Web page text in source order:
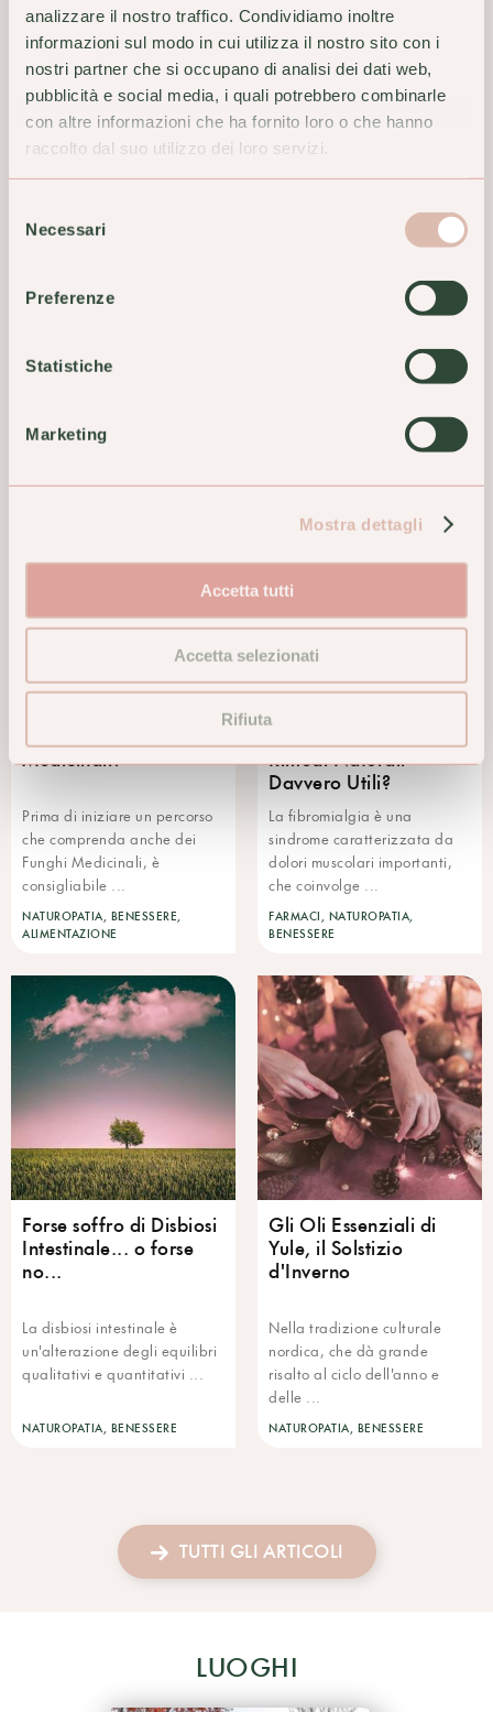
analizzare il nostro traffico. Condividiamo inoltre
informazioni sul modo in cui utilizza il nostro sito con i
nostri partner che si occupano di analisi dei dati web,
pubblicità e social media, i quali potrebbero combinarle
con altre informazioni che ha fornito loro o che hanno
raccolto dal suo utilizzo dei loro servizi.
delNecessari
Preferenze
Statistiche
Marketing
Mostra dettagli
Accetta tutti
Accetta selezionati
Rifiuta
Come assumere Olivello Spinoso in
gemmoderivato?
I dosaggi consigliati sono di 50 gocce 2 volte al giorno, modulabili
poi a seconda della situazione individuale.
Se vuoi condividere l'articolo, puoi usare questi link:
Medicinali?
Prima di iniziare un percorso
che comprenda anche dei
Funghi Medicinali, è
consigliabile ...
NATUROPATIA, BENESSERE,
ALIMENTAZIONE
Naturopatia &
Fibromialgia: Esistono
Rimedi Naturali
Davvero Utili?
La fibromialgia è una
sindrome caratterizzata da
dolori muscolari importanti,
che coinvolge ...
FARMACI, NATUROPATIA,
BENESSERE
Forse soffro di Disbiosi
Intestinale... o forse
no...
La disbiosi intestinale è
un'alterazione degli equilibri
qualitativi e quantitativi ...
NATUROPATIA, BENESSERE
Gli Oli Essenziali di
Yule, il Solstizio
d'Inverno
Nella tradizione culturale
nordica, che dà grande
risalto al ciclo dell'anno e
delle ...
NATUROPATIA, BENESSERE
TUTTI GLI ARTICOLI
LUOGHI